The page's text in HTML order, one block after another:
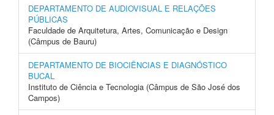
DEPARTAMENTO DE AUDIOVISUAL E RELAÇÕES
PÚBLICAS
Faculdade de Arquitetura, Artes, Comunicação e Design
(Câmpus de Bauru)
DEPARTAMENTO DE BIOCIÊNCIAS E DIAGNÓSTICO
BUCAL
Instituto de Ciência e Tecnologia (Câmpus de São José dos
Campos)